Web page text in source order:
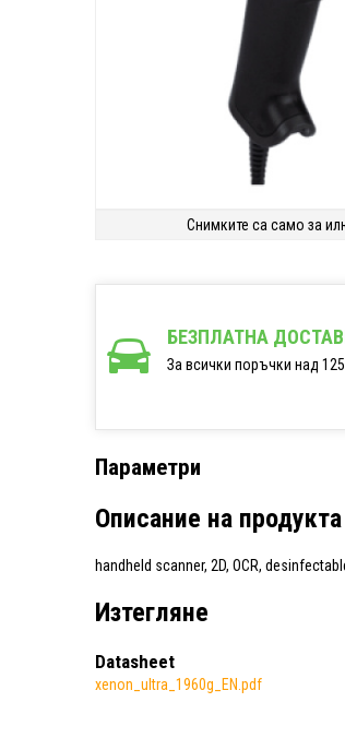
Снимките са само за
БЕЗПЛАТНА
За всички поръчки над 125
Параметри
Описание на продукта
handheld scanner, 2D, OCR,
Изтегляне
Datasheet
xenon_ultra_1960g_EN.pdf